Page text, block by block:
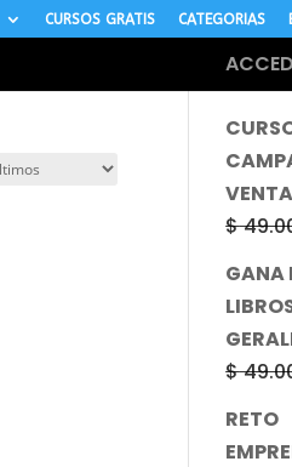
CURSOS GRATIS CATEGORIAS
MÁS
$
GANA
$
RETO